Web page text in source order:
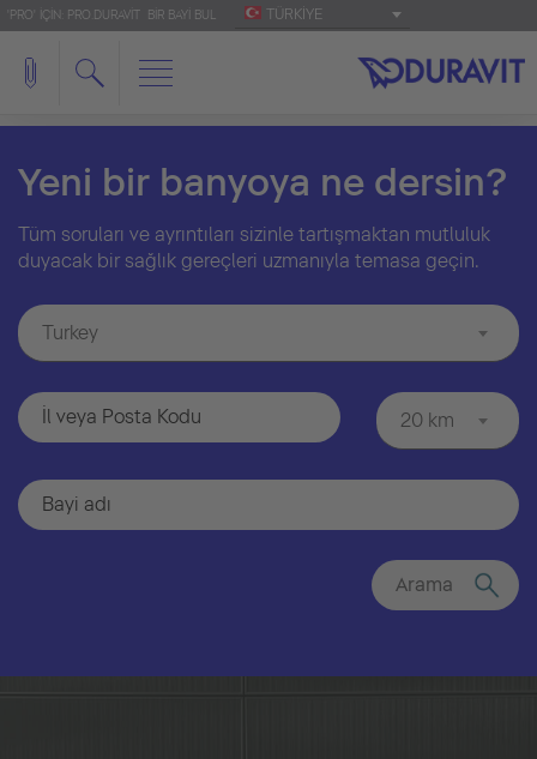
'PRO' IÇIN: PRO.DURAVIT BIR BAYI BUL TÜRKIYE
Yeni bir banyoya ne dersin?
Tüm soruları ve ayrıntıları sizinle tartışmaktan mutluluk
duyacak bir sağlık gereçleri uzmanıyla temasa geçin.
Turkey
20 km
Arama